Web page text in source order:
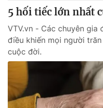
5 hối tiếc lớn nhất
VTV.vn - Các chuyên
điều khiến mọi người
cuộc đời.